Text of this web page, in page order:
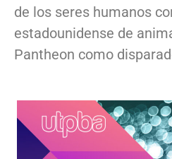
de los seres humanos
estadounidense de
Pantheon como